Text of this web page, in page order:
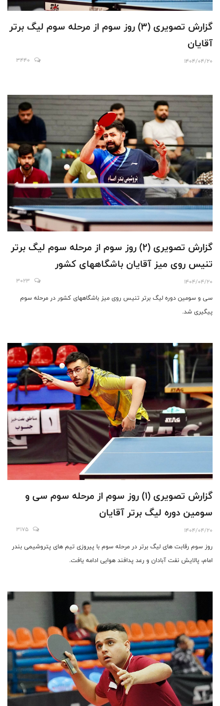
گزارش تصویری (۳) روز سوم از مرحله سوم لیگ برتر
آقایان
1404/04/20
3440
گزارش تصویری (۲) روز سوم از مرحله سوم لیگ برتر
تنیس روی میز آقایان باشگاههای کشور
1404/04/20
3023
سی و سومین دوره لیگ برتر تنیس روی میز باشگاههای کشور در مرحله سوم
پیگیری شد.
گزارش تصویری (۱) روز سوم از مرحله سوم سی و
سومین دوره لیگ برتر آقایان
1404/04/20
3175
روز سوم رقابت های لیگ برتر در مرحله سوم با پیروزی تیم های پتروشیمی بندر
امام، پالایش نفت آبادان و رعد پدافند هوایی ادامه یافت.